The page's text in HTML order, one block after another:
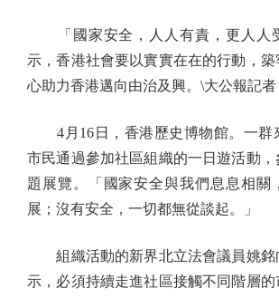
「國家安全，人人有責，更人人
示，香港社會要以實實在在的行動，
心助力香港邁向由治及興。\大公報記者
4月16日，香港歷史博物館。一群
市民通過參加社區組織的一日遊活動
題展覽。「國家安全與我們息息相關
展；沒有安全，一切都無從談起。」
組織活動的新界北立法會議員姚銘
示，必須持續走進社區接觸不同階層